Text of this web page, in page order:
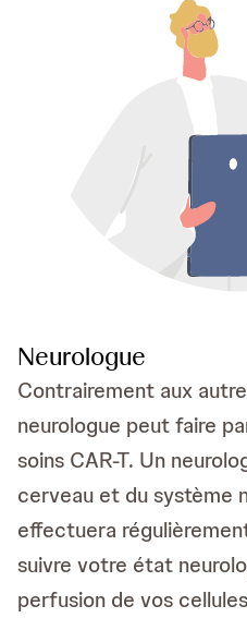
Neurologue
Contrairement aux
neurologue peut faire
soins CAR-T. Un
cerveau et du système
effectuera
suivre votre état
perfusion de vos